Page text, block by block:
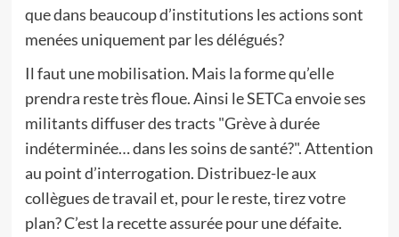
que dans beaucoup d’institutions les actions sont
menées uniquement par les délégués?
Il faut une mobilisation. Mais la forme qu’elle
prendra reste très floue. Ainsi le SETCa envoie ses
militants diffuser des tracts "Grève à durée
indéterminée… dans les soins de santé?". Attention
au point d’interrogation. Distribuez-le aux
collègues de travail et, pour le reste, tirez votre
plan? C’est la recette assurée pour une défaite.